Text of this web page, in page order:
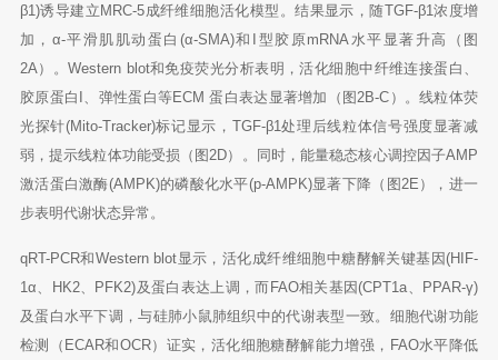
β1)诱导建立MRC-5成纤维细胞活化模型。结果显示，随TGF-β1浓度增
加，α-平滑肌肌动蛋白(α-SMA)和I型胶原mRNA水平显著升高（图
2A）。Western blot和免疫荧光分析表明，活化细胞中纤维连接蛋白、
胶原蛋白I、弹性蛋白等ECM 蛋白表达显著增加（图2B-C）。线粒体荧
光探针(Mito-Tracker)标记显示，TGF-β1处理后线粒体信号强度显著减
弱，提示线粒体功能受损（图2D）。同时，能量稳态核心调控因子AMP
激活蛋白激酶(AMPK)的磷酸化水平(p-AMPK)显著下降（图2E），进一
步表明代谢状态异常。
qRT-PCR和Western blot显示，活化成纤维细胞中糖酵解关键基因(HIF-
1α、HK2、PFK2)及蛋白表达上调，而FAO相关基因(CPT1a、PPAR-γ)
及蛋白水平下调，与硅肺小鼠肺组织中的代谢表型一致。细胞代谢功能
检测（ECAR和OCR）证实，活化细胞糖酵解能力增强，FAO水平降低